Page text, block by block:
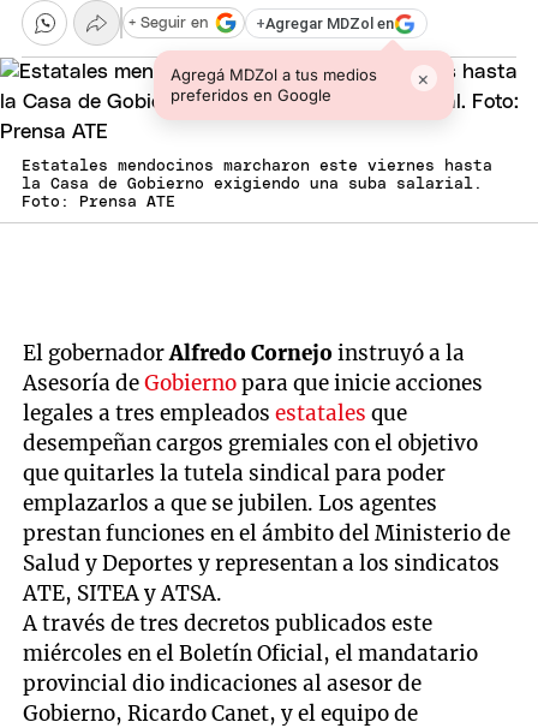
+Agregar MDZol en
Agregá MDZol a tus medios
preferidos en Google
×
+ Seguir en
Estatales mendocinos marcharon este viernes hasta
la Casa de Gobierno exigiendo una suba salarial.
Foto: Prensa ATE
El gobernadorAlfredo Cornejoinstruyó a la
Asesoría deGobiernopara que inicie acciones
legales a tres empleadosestatales que
desempeñan cargos gremiales con el objetivo
que quitarles la tutela sindical para poder
emplazarlos a que se jubilen. Los agentes
prestan funciones en el ámbito del Ministerio de
Salud y Deportes y representan a los sindicatos
ATE, SITEA y ATSA.
A través de tres decretos publicados este
miércoles en el Boletín Oficial, el mandatario
provincial dio indicaciones al asesor de
Gobierno, Ricardo Canet, y el equipo de